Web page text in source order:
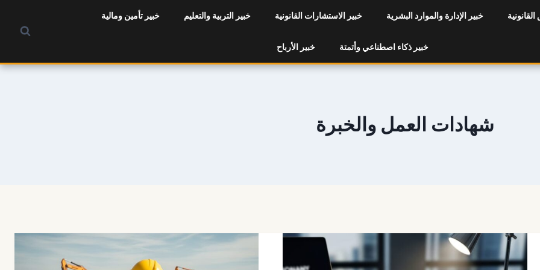
خبير الإدارة والموارد البشرية خبير الاستشارات القانونية خبير التربية والتعليم خبير تأمين ومالية
خبير ذكاء اصطناعي وأتمتة خبير الأرباح
شهادات العمل والخبرة